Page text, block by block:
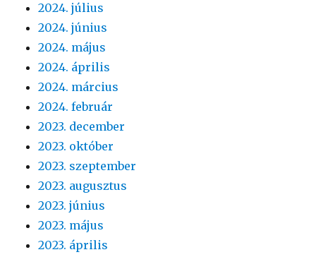
2024. július
2024. június
2024. május
2024. április
2024. március
2024. február
2023. december
2023. október
2023. szeptember
2023. augusztus
2023. június
2023. május
2023. április